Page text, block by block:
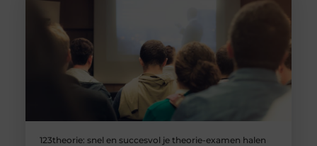
123theorie: snel en succesvol je theorie-examen halen